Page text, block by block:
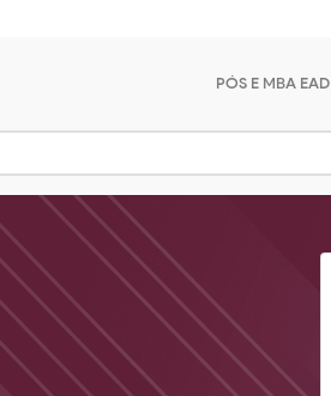
PÓS E MBA EAD